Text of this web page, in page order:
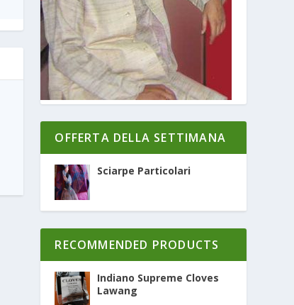
OFFERTA DELLA SETTIMANA
Sciarpe Particolari
RECOMMENDED PRODUCTS
Indiano Supreme Cloves
Lawang